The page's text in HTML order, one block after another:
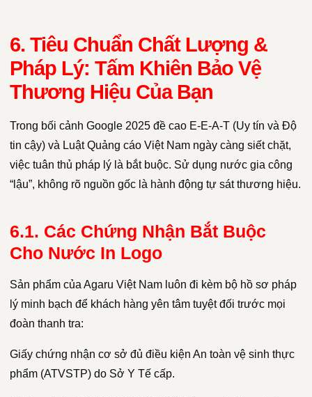
6. Tiêu Chuẩn Chất Lượng &
Pháp Lý: Tấm Khiên Bảo Vệ
Thương Hiệu Của Bạn
Trong bối cảnh Google 2025 đề cao E-E-A-T (Uy tín và Độ
tin cậy) và Luật Quảng cáo Việt Nam ngày càng siết chặt,
việc tuân thủ pháp lý là bắt buộc. Sử dụng nước gia công
“lậu”, không rõ nguồn gốc là hành động tự sát thương hiệu.
6.1. Các Chứng Nhận Bắt Buộc
Cho Nước In Logo
Sản phẩm của Agaru Việt Nam luôn đi kèm bộ hồ sơ pháp
lý minh bạch để khách hàng yên tâm tuyệt đối trước mọi
đoàn thanh tra:
Giấy chứng nhận cơ sở đủ điều kiện An toàn vệ sinh thực
phẩm (ATVSTP) do Sở Y Tế cấp.